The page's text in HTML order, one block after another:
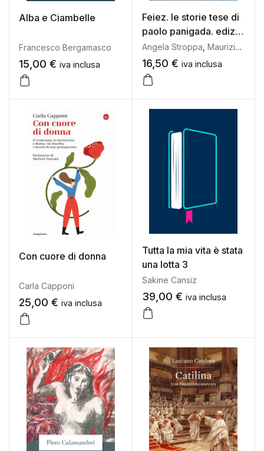
Alba e Ciambelle
Francesco Bergamasco
15,00 € iva inclusa
Feiez. le storie tese di
paolo panigada. ediz.
illustrata
Angela Stroppa Maurizio Dell'olio
16,50 € iva inclusa
Con cuore di donna
Carla Capponi
25,00 € iva inclusa
Tutta la mia vita è stata
una lotta 3
Sakine Cansiz
39,00 € iva inclusa